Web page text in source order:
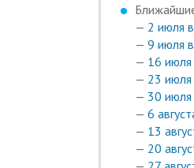
— 2 июля
— 9 июля
— 16
— 23
— 30
— 6
— 13
— 20